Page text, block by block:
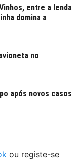
entre a lenda
domina a
no
após novos casos
ou registe-se